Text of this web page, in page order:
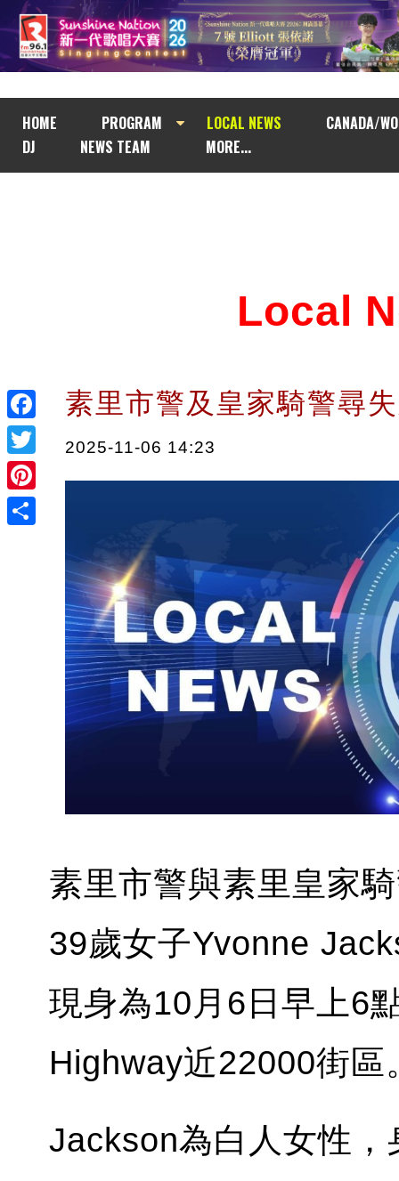
HOME PROGRAM LOCAL NEWS
CANADA/
DJ
NEWS TEAM MORE...
Facebook
Twitter
Pinterest
Local
素里市警及皇家騎警尋
2025-11-06 14:23
素里市警與素里皇家
39歲女子Yvonne
現身為10月6日早上6
Highway近22000街區
Jackson為白人女性